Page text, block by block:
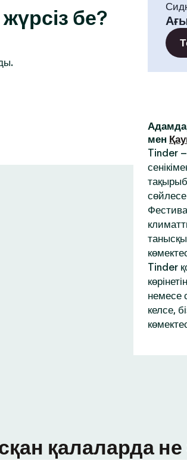
бе?
мен
Tinder
Tinder
немесе
келсе,
қалаларда